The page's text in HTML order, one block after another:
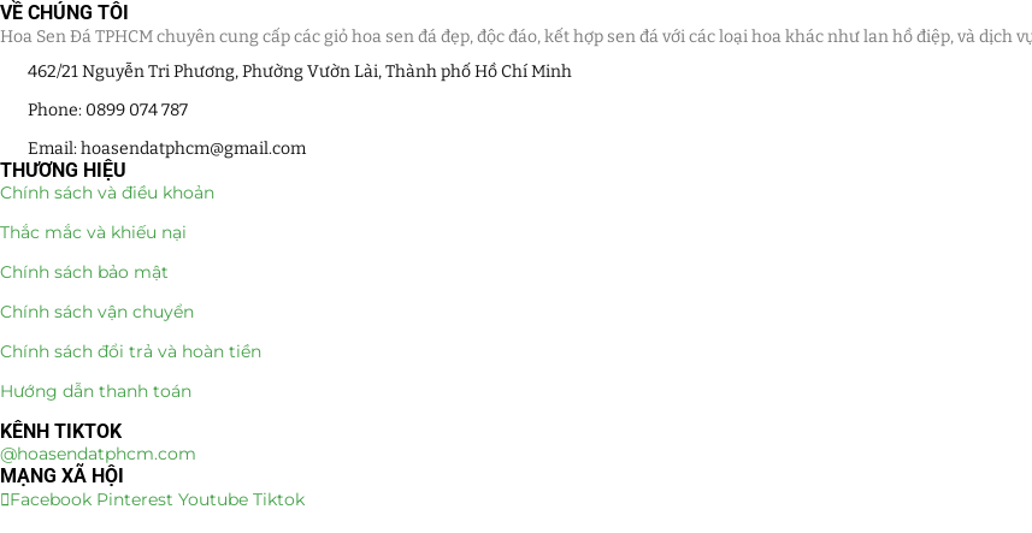
VỀ CHÚNG TÔI
Hoa Sen Đá TPHCM chuyên cung cấp các giỏ hoa sen đá đẹp, độc đáo, kết hợp sen đá với các loại hoa khác như lan hồ điệp, và dịch
462/21 Nguyễn Tri Phương, Phường Vườn Lài, Thành phố Hồ Chí Minh
Phone: 0899 074 787
Email: hoasendatphcm@gmail.com
THƯƠNG HIỆU
Chính sách và điều khoản
Thắc mắc và khiếu nại
Chính sách bảo mật
Chính sách vận chuyển
Chính sách đổi trả và hoàn tiền
Hướng dẫn thanh toán
KÊNH TIKTOK
@hoasendatphcm.com
MẠNG XÃ HỘI
Facebook Pinterest Youtube Tiktok